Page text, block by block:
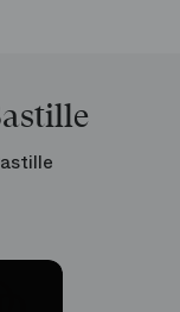
Arop